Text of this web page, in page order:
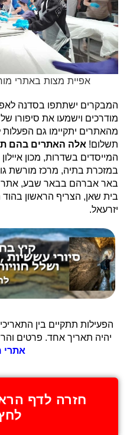
אפיית מצות באתרי
המבקרים ישתתפו בסדנה
מודרכים וישמעו את
מהאתרים יתקיימו גם
תשלום! אלה האתרים בהם
המייסדים בשדרות, מכון
במזכרת בתיה, מרכז מורשת גוש
באר אברהם בבאר שבע, אתר
בית שאן, הצריף הראשון
יזרעאל.
יהיה תאריך אחד. פרטים
אתרי
חזרה לדף